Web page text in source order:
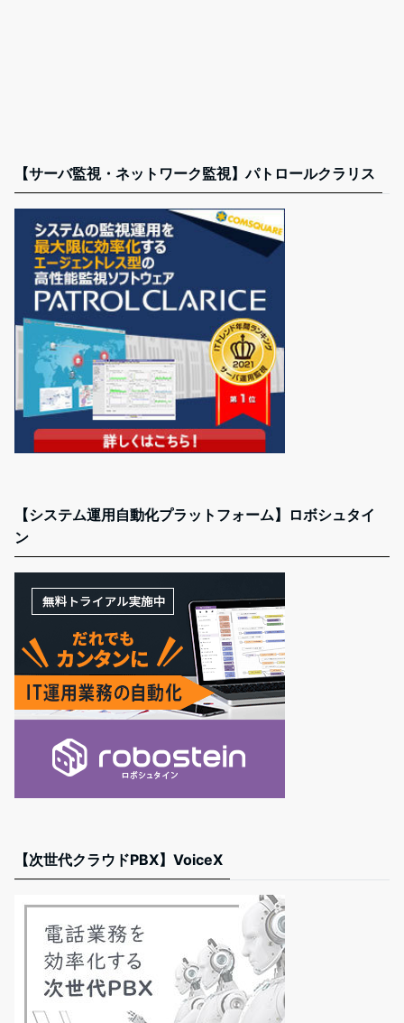
【サーバ監視・ネットワーク監視】パトロールクラリス
【システム運用自動化プラットフォーム】ロボシュタイ
ン
【次世代クラウドPBX】VoiceX